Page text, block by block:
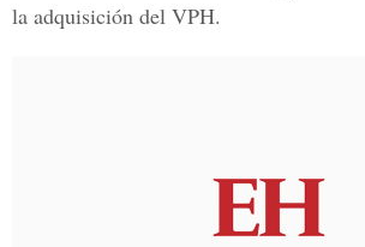
la adquisición del VPH.